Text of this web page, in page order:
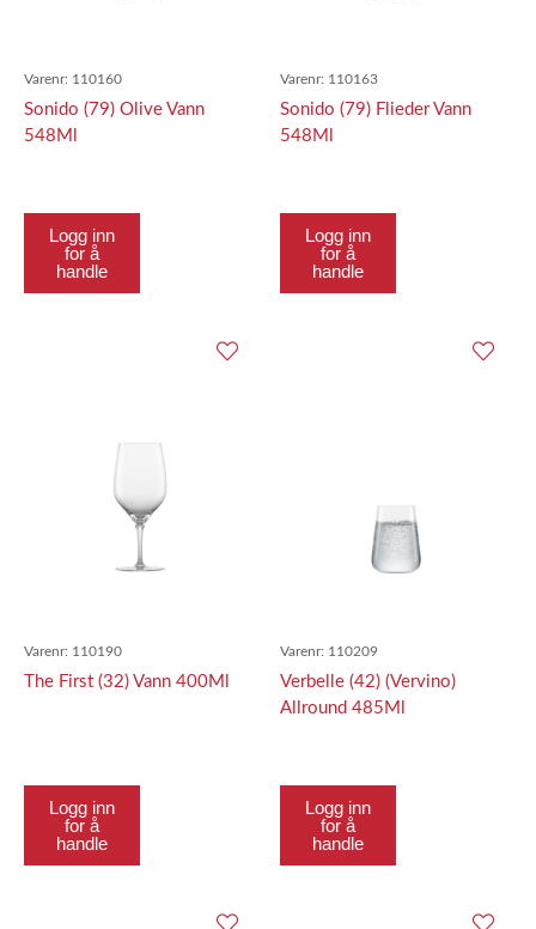
Varenr: 110160
Sonido (79) Olive Vann
548Ml
Logg inn
for å
handle
Varenr: 110163
Sonido (79) Flieder Vann
548Ml
Logg inn
for å
handle
Varenr: 110190
The First (32) Vann 400Ml
Logg inn
for å
handle
Varenr: 110209
Verbelle (42) (Vervino)
Allround 485Ml
Logg inn
for å
handle